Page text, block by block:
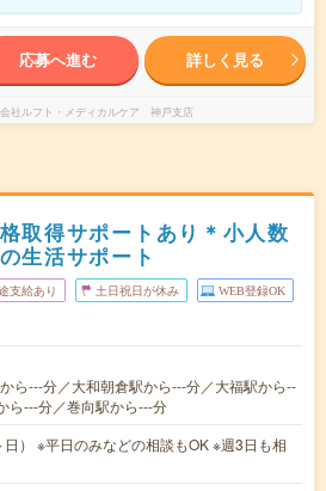
応募へ進む 詳しく見る
社ルフト・メディカルケア 神戸支店
取得サポートあり＊小人数
生活サポート
支給あり 土日祝日が休み WEB登録OK
ら---分／大和朝倉駅から---分／大福駅から--
ら---分／巻向駅から---分
） ※平日のみなどの相談もOK ※週3日も相